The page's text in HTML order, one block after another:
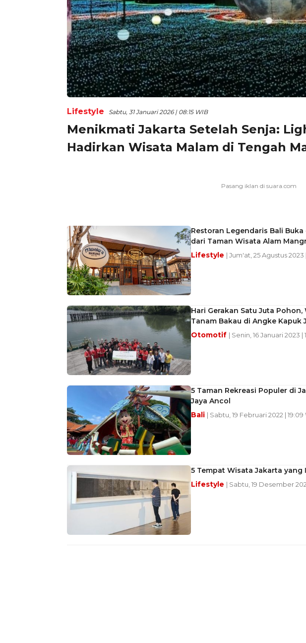
Lifestyle Sabtu, 31 Januari 2026 | 08:15 WIB
Menikmati Jakarta Setelah Senja:
Hadirkan Wisata Malam di Tengah
Restoran Legendaris Bali
dari Taman Wisata Alam
Lifestyle | Jum'at, 25 Agustus 2023
Hari Gerakan Satu Juta
Tanam Bakau di Angke Kapuk
Otomotif | Senin, 16 Januari 2023 |
5 Taman Rekreasi Populer di
Jaya Ancol
Bali | Sabtu, 19 Februari 2022 | 19:09
5 Tempat Wisata Jakarta yang
Lifestyle | Sabtu, 19 Desember